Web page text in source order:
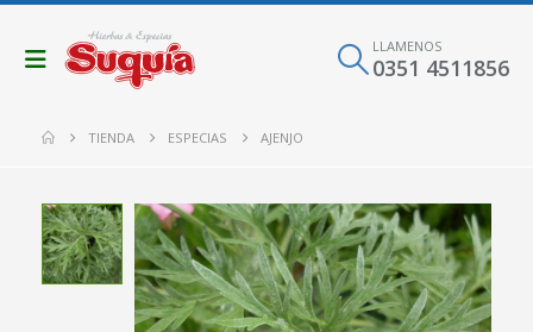
LLAMENOS
0351 4511856
TIENDA ESPECIAS AJENJO